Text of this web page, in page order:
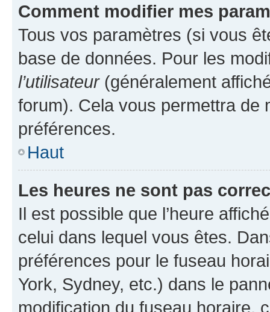
Comment modifier mes
Tous vos paramètres (si vous
base de données. Pour les
l’utilisateur(généralement
forum). Cela vous permettra de
préférences.
Haut
Les heures ne sont pas
Il est possible que l’heure
celui dans lequel vous êtes.
préférences pour le fuseau
York, Sydney, etc.) dans le
modification du fuseau horaire,